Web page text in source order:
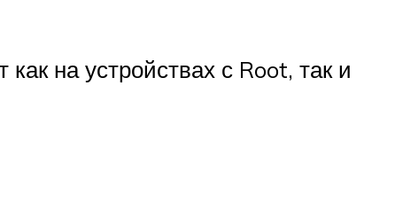
на устройствах с Root, так и